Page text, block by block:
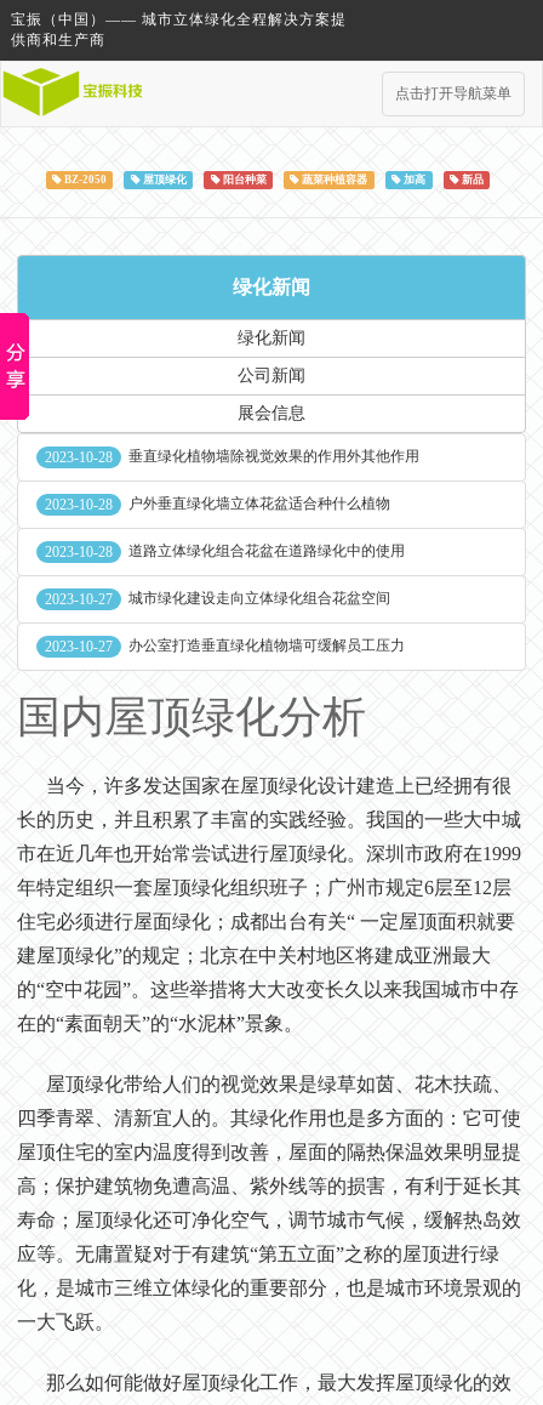
宝振（中国）—— 城市立体绿化全程解决方案提
供商和生产商
点击打开导航菜单
BZ-2050 屋顶绿化 阳台种菜 蔬菜种植容器 加高 新品
绿化新闻
绿化新闻
公司新闻
展会信息
2023-10-28 垂直绿化植物墙除视觉效果的作用外其他作用
2023-10-28 户外垂直绿化墙立体花盆适合种什么植物
2023-10-28 道路立体绿化组合花盆在道路绿化中的使用
2023-10-27 城市绿化建设走向立体绿化组合花盆空间
2023-10-27 办公室打造垂直绿化植物墙可缓解员工压力
国内屋顶绿化分析
当今，许多发达国家在屋顶绿化设计建造上已经拥有很
长的历史，并且积累了丰富的实践经验。我国的一些大中城
市在近几年也开始常尝试进行屋顶绿化。深圳市政府在1999
年特定组织一套屋顶绿化组织班子；广州市规定6层至12层
住宅必须进行屋面绿化；成都出台有关“ 一定屋顶面积就要
建屋顶绿化”的规定；北京在中关村地区将建成亚洲最大
的“空中花园”。这些举措将大大改变长久以来我国城市中存
在的“素面朝天”的“水泥林”景象。
屋顶绿化带给人们的视觉效果是绿草如茵、花木扶疏、
四季青翠、清新宜人的。其绿化作用也是多方面的：它可使
屋顶住宅的室内温度得到改善，屋面的隔热保温效果明显提
高；保护建筑物免遭高温、紫外线等的损害，有利于延长其
寿命；屋顶绿化还可净化空气，调节城市气候，缓解热岛效
应等。无庸置疑对于有建筑“第五立面”之称的屋顶进行绿
化，是城市三维立体绿化的重要部分，也是城市环境景观的
一大飞跃。
那么如何能做好屋顶绿化工作，最大发挥屋顶绿化的效